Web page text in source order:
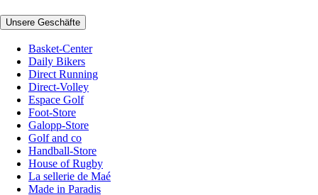
Unsere Geschäfte
Basket-Center
Daily Bikers
Direct Running
Direct-Volley
Espace Golf
Foot-Store
Galopp-Store
Golf and co
Handball-Store
House of Rugby
La sellerie de Maé
Made in Paradis